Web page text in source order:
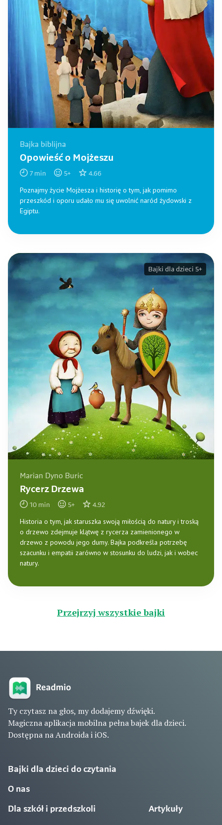
Bajka biblijna
Opowieść o Mojżeszu
7min 5+ 4.66
Poznajmy życie Mojżesza i historię o tym, jak pomimo
przeszkód i oporu udało mu się uwolnić naród żydowski z
Egiptu.
Bajki dla dzieci 5+
Marian Dyno Buric
Rycerz Drzewa
10 min 5+ 4.92
Historia o tym, jak staruszka swoją miłością do natury i troską
o drzewo zdejmuje klątwę z rycerza zamienionego w
drzewo z powodu jego dumy. Bajka podkreśla potrzebę
szacunku i empatii zarówno w stosunku do ludzi, jak i wobec
natury.
Przejrzyj wszystkie bajki
Ty czytasz na głos, my dodajemy dźwięki.
Magiczna aplikacja mobilna pełna bajek dla dzieci.
Dostępna na Androida i iOS.
Bajki dla dzieci do czytania
O nas
Dla szkół i przedszkoli Artykuły